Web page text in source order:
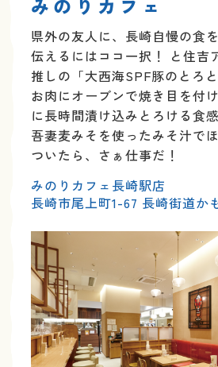
みのりカフェ
県外の友人に、長崎自慢の食
伝えるにはココ一択！ と住吉
推しの「大西海SPF豚のとろと
お肉にオーブンで焼き目を付
に長時間漬け込み とろける食感
吾妻麦みそを使ったみそ汁で
ついたら、さぁ仕事だ！
みのりカフェ長崎駅店
長崎市尾上町1-67 長崎街道か